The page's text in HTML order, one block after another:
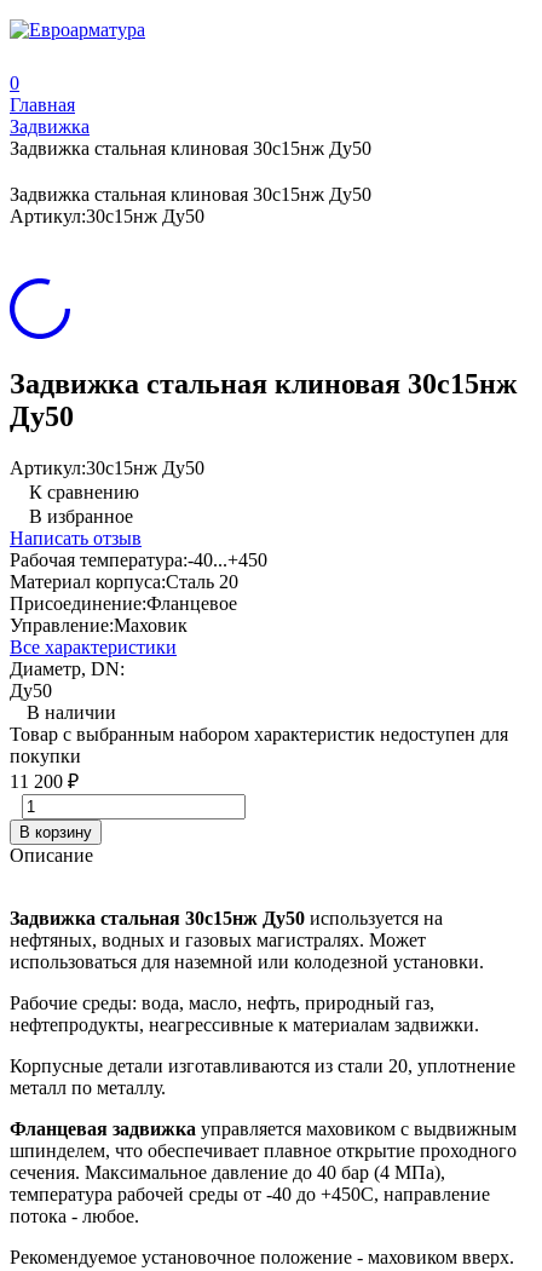
0
Главная
Задвижка
Задвижка стальная клиновая 30с15нж Ду50
Задвижка стальная клиновая 30с15нж Ду50
Артикул:30с15нж Ду50
Задвижка стальная клиновая 30с15нж
Ду50
Артикул:30с15нж Ду50
К сравнению
В избранное
Написать отзыв
Рабочая температура:-40...+450
Материал корпуса:Сталь 20
Присоединение:Фланцевое
Управление:Маховик
Все характеристики
Диаметр, DN:
Ду50
В наличии
Товар с выбранным набором характеристик недоступен для
покупки
11 200 ₽
В корзину
Описание
Задвижка стальная 30с15нж Ду50 используется на
нефтяных, водных и газовых магистралях. Может
использоваться для наземной или колодезной установки.
Рабочие среды: вода, масло, нефть, природный газ,
нефтепродукты, неагрессивные к материалам задвижки.
Корпусные детали изготавливаются из стали 20, уплотнение
металл по металлу.
Фланцевая задвижка управляется маховиком с выдвижным
шпинделем, что обеспечивает плавное открытие проходного
сечения. Максимальное давление до 40 бар (4 МПа),
температура рабочей среды от -40 до +450С, направление
потока - любое.
Рекомендуемое установочное положение - маховиком вверх.